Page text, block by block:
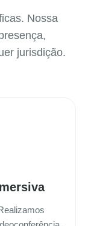
Nossa
jurisdição.